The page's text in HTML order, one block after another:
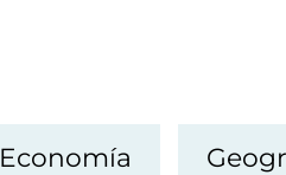
Economía